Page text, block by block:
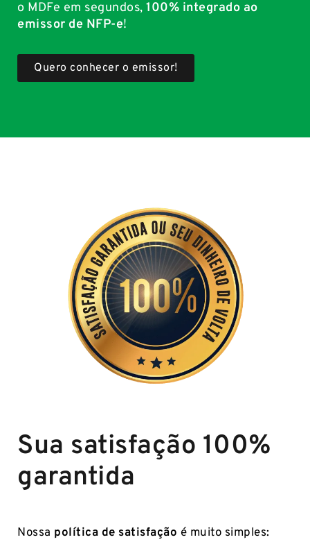
o MDFe em segundos, 100% integrado ao
emissor de NFP-e!
Quero conhecer o emissor!
Sua satisfação 100%
garantida
Nossa política de satisfação é muito simples: